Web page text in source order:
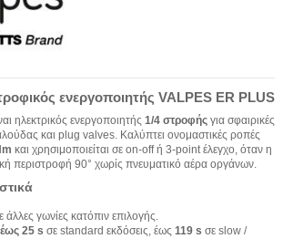
ενεργοποιητής VALPES ER PLUS
ηλεκτρικός ενεργοποιητής 1/4 στροφής για σφαιρικές
και plug valves. Καλύπτει ονομαστικές ροπές
και χρησιμοποιείται σε on-off ή 3-point έλεγχο, όταν η
περιστροφή 90° χωρίς πνευματικό αέρα οργάνων.
άλλες γωνίες κατόπιν επιλογής.
25 s σε standard εκδόσεις, έως 119 s σε slow /